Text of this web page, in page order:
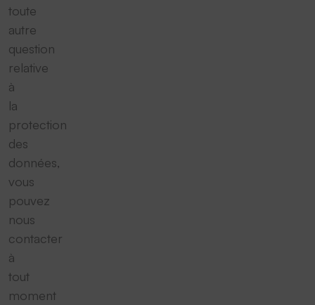
toute
autre
question
relative
à
la
protection
des
données,
vous
pouvez
nous
contacter
à
tout
moment